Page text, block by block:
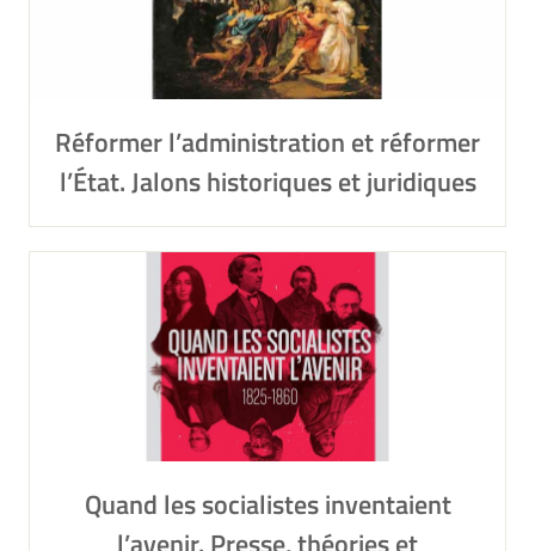
Réformer l’administration et réformer
l’État. Jalons historiques et juridiques
Quand les socialistes inventaient